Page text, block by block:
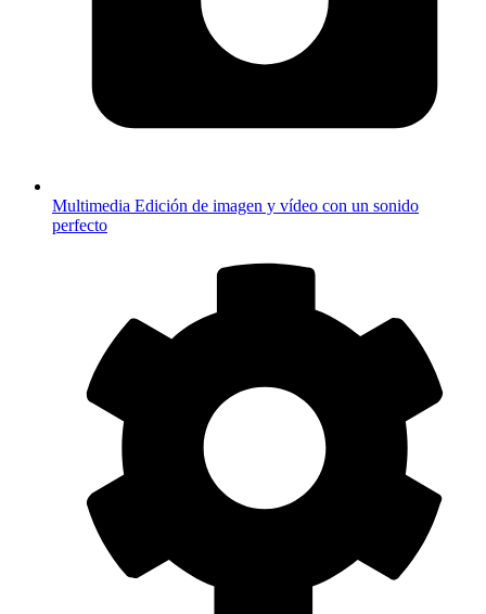
Multimedia Edición de imagen y vídeo con un sonido
perfecto